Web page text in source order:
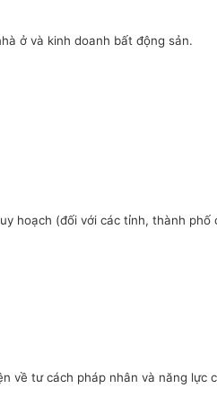
ở và kinh doanh bất động sản.
hoạch (đối với các tỉnh, thành phố
tư cách pháp nhân và năng